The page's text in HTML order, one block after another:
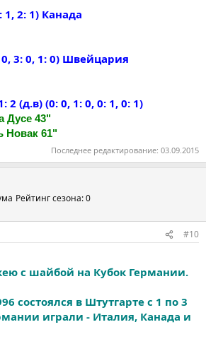
2: 1) Канада
3: 0, 1: 0) Швейцария
(д.в) (0: 0, 1: 0, 0: 1, 0: 1)
Дусе 43"
Новак 61"
Последнее редактирование: 03.09.2015
Рейтинг сезона: 0
#10
с шайбой на Кубок Германии.
состоялся в Штутгарте с 1 по 3
играли - Италия, Канада и